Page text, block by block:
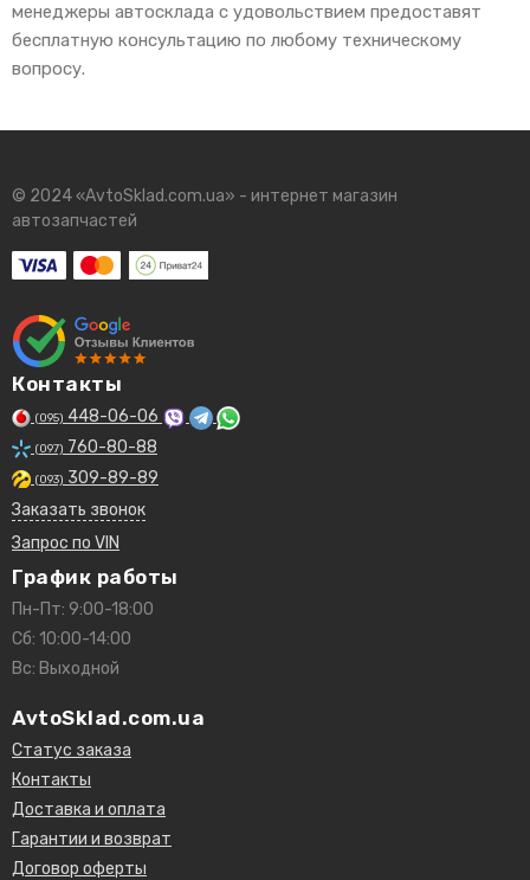
менеджеры автосклада с удовольствием предоставят
бесплатную консультацию по любому техническому
вопросу.
© 2024 «AvtoSklad.com.ua» - интернет магазин
автозапчастей
Контакты
(095) 448-06-06
(097) 760-80-88
(093) 309-89-89
Заказать звонок
Запрос по VIN
График работы
Пн-Пт: 9:00-18:00
Сб: 10:00-14:00
Вс: Выходной
AvtoSklad.com.ua
Статус заказа
Контакты
Доставка и оплата
Гарантии и возврат
Договор оферты